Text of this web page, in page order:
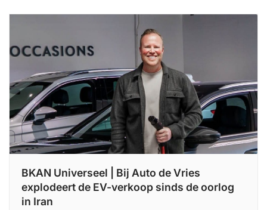
BKAN Universeel | Bij Auto de Vries
explodeert de EV-verkoop sinds de oorlog
in Iran